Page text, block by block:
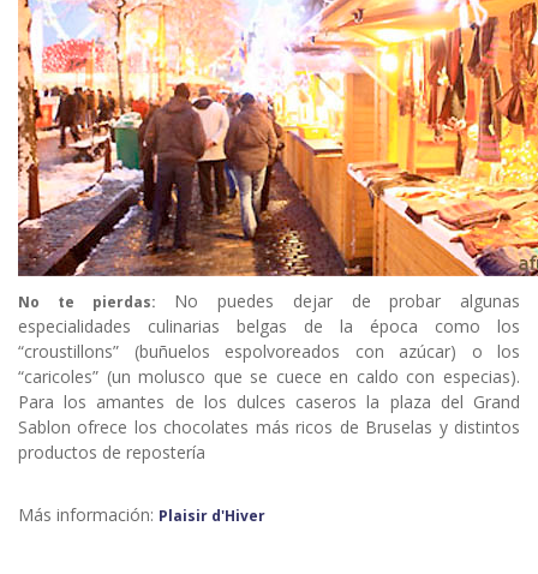
No te pierdas: No puedes dejar de probar algunas
especialidades culinarias belgas de la época como los
“croustillons” (buñuelos espolvoreados con azúcar) o los
“caricoles” (un molusco que se cuece en caldo con especias).
Para los amantes de los dulces caseros la plaza del Grand
Sablon ofrece los chocolates más ricos de Bruselas y distintos
productos de repostería
Más información: Plaisir d'Hiver